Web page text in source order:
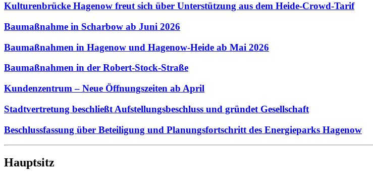
Kulturenbrücke Hagenow freut sich über Unterstützung aus dem Heide-Crowd-Tarif
Baumaßnahme in Scharbow ab Juni 2026
Baumaßnahmen in Hagenow und Hagenow-Heide ab Mai 2026
Baumaßnahmen in der Robert-Stock-Straße
Kundenzentrum – Neue Öffnungszeiten ab April
Stadtvertretung beschließt Aufstellungsbeschluss und gründet Gesellschaft
Beschlussfassung über Beteiligung und Planungsfortschritt des Energieparks Hagenow
Hauptsitz